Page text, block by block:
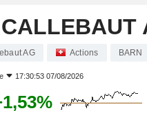
AG Actions BARN
17:30:53 07/08/2026